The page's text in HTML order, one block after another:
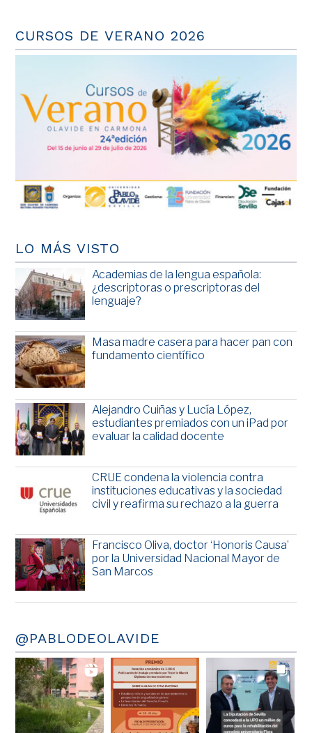
CURSOS DE VERANO 2026
LO MÁS VISTO
Academias de la lengua española:
¿descriptoras o prescriptoras del
lenguaje?
Masa madre casera para hacer pan con
fundamento científico
Alejandro Cuiñas y Lucía López,
estudiantes premiados con un iPad por
evaluar la calidad docente
CRUE condena la violencia contra
instituciones educativas y la sociedad
civil y reafirma su rechazo a la guerra
Francisco Oliva, doctor ‘Honoris Causa’
por la Universidad Nacional Mayor de
San Marcos
@PABLODEOLAVIDE